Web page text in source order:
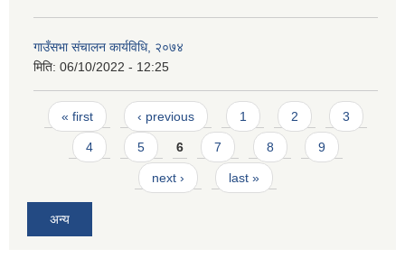
गाउँसभा संचालन कार्यविधि, २०७४
मिति: 06/10/2022 - 12:25
Pages
« first ‹ previous 1 2 3
4 5 6 7 8 9
next › last »
अन्य